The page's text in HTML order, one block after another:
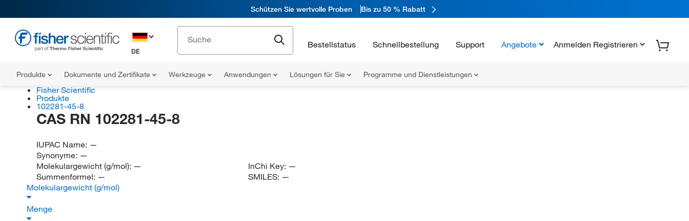
Schützen Sie wertvolle Proben Bis zu 50 % Rabatt
DE
Bestellstatus Schnellbestellung Support Angebote Anmelden Registrieren
Produkte Dokumente und Zertifikate Werkzeuge Anwendungen Lösungen für Sie Programme und Dienstleistungen
Fisher Scientific
Produkte
102281-45-8
CAS RN 102281-45-8
IUPAC Name: —
Synonyme: —
Molekulargewicht (g/mol): —
Summenformel: —
InChi Key: —
SMILES: —
Molekulargewicht (g/mol)
Menge